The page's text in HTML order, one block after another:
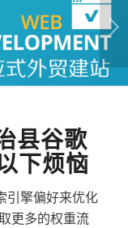
一页
1 2
县谷歌
下烦恼
引擎偏好来优化
更多的权重流